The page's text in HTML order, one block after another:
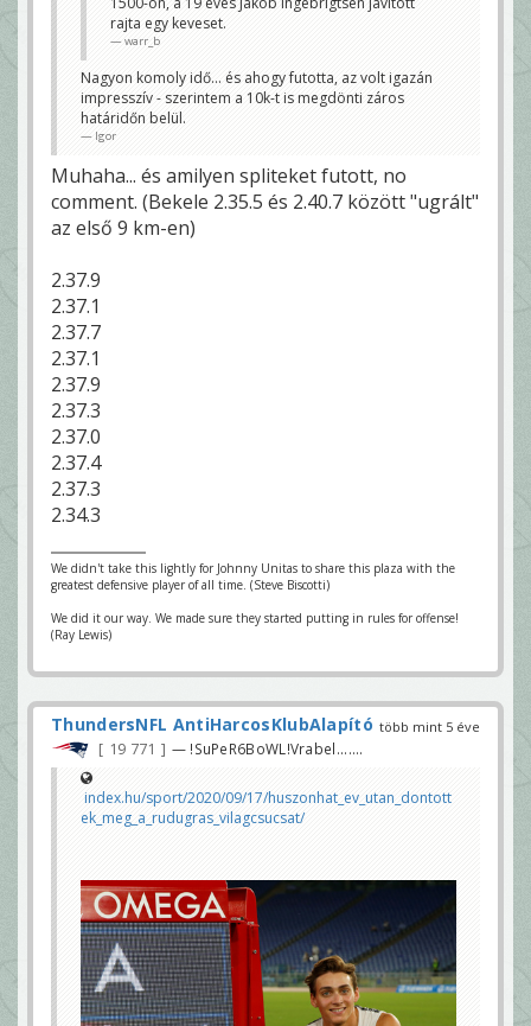
rajta egy keveset.
warr_b
Nagyon komoly idő... és ahogy futotta, az volt igazán
impresszív - szerintem a 10k-t is megdönti záros
határidőn belül.
Igor
Muhaha... és amilyen spliteket futott, no
comment. (Bekele 2.35.5 és 2.40.7 között "ugrált"
az első 9 km-en)
2.37.9
2.37.1
2.37.7
2.37.1
2.37.9
2.37.3
2.37.0
2.37.4
2.37.3
2.34.3
We didn't take this lightly for Johnny Unitas to share this plaza with the
greatest defensive player of all time. (Steve Biscotti)
We did it our way. We made sure they started putting in rules for offense!
(Ray Lewis)
több mint 5 éve
ThundersNFL AntiHarcosKlubAlapító
19 771 — !SuPeR6BoWL!Vrabel.......
index.hu/sport/2020/09/17/huszonhat_ev_utan_dontott
ek_meg_a_rudugras_vilagcsucsat/